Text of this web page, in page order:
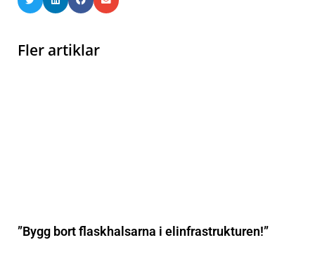
Fler artiklar
”Bygg bort flaskhalsarna i elinfrastrukturen!”